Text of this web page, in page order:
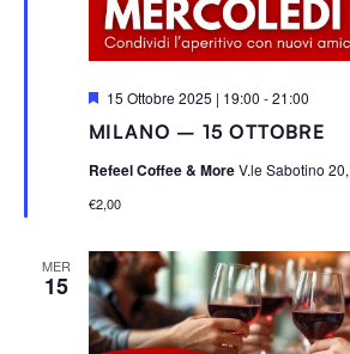
MILANO – 15 OTTOBRE
S
g
a
a
i
15 Ottobre 2025 | 19:00 -21:00
Refeel Coffee & MoreV.le Sabotino
€2,00
MER
15